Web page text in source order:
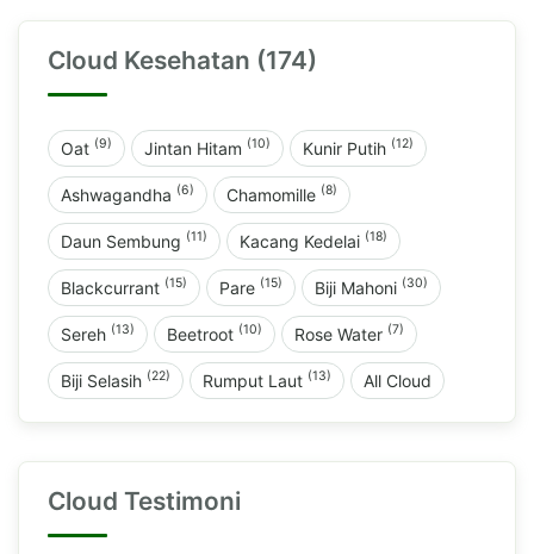
Cloud Kesehatan (174)
Oat (9) Jintan Hitam (10) Kunir Putih (12)
Ashwagandha (6) Chamomille (8)
Daun Sembung (11) Kacang Kedelai (18)
Blackcurrant (15) Pare (15) Biji Mahoni (30)
Sereh (13) Beetroot (10) Rose Water (7)
Biji Selasih (22) Rumput Laut (13) All Cloud
Cloud Testimoni